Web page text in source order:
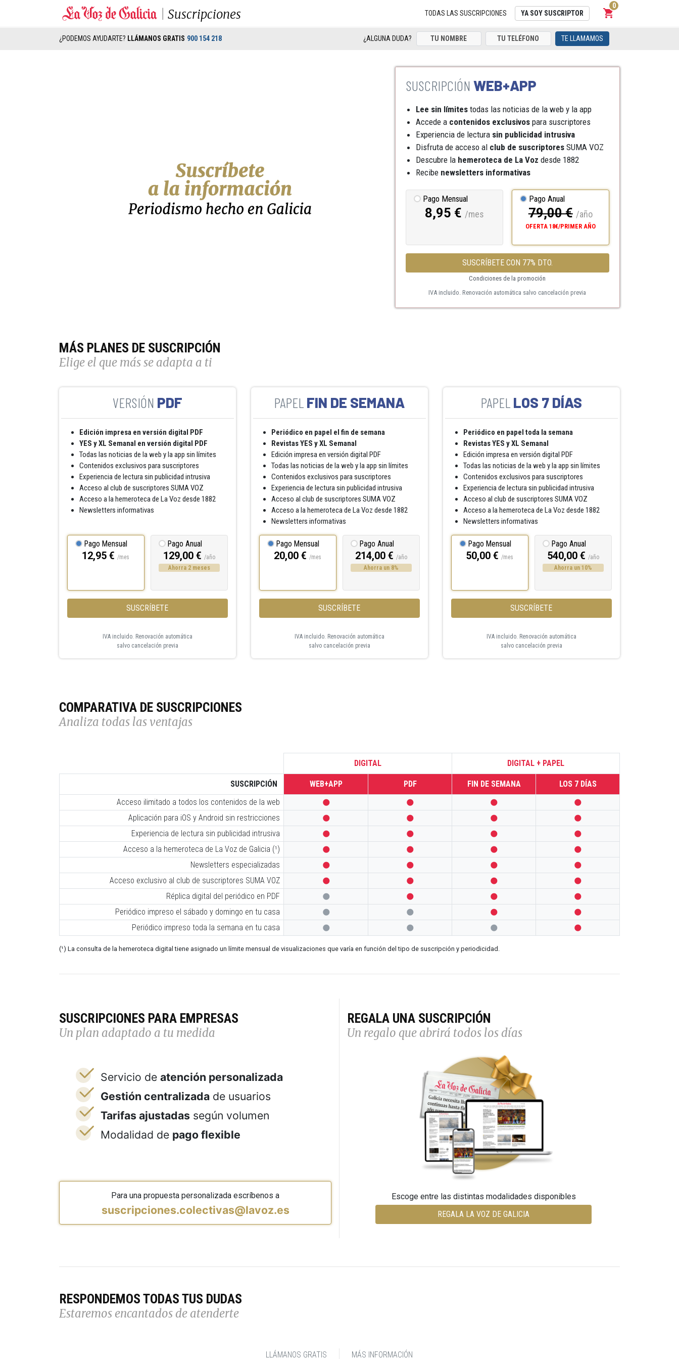
Suscripciones TODAS LAS SUSCRIPCIONES YA SOY SUSCRIPTOR shopping_cart
Carrito
0
¿PODEMOS AYUDARTE? LLÁMANOS GRATIS 900 154 218 ¿ALGUNA DUDA? TE LLAMAMOS
WEB+APP
Lee sin límitestodas las noticias de la web y la app
Accede acontenidos exclusivospara suscriptores
Experiencia de lecturasin publicidad intrusiva
Disfruta de acceso alclub de suscriptoresSUMA VOZ
Descubre lahemerotecade La Voz desde 1882
Recibe newsletters informativas
Pago Mensual
8,95 € /mes
Pago Anual
79,00 € /año
OFERTA 18€/PRIMER AÑO
SUSCRÍBETE CON 77% DTO.
Condiciones de la promoción
IVA incluido. Renovación automática salvo cancelación previa
MÁS PLANES DE SUSCRIPCIÓN
Elige el que más se adapta a ti
PDF
Edición impresa en versión digital PDF
YES y XL Semanal en versión digital PDF
Todas las noticias de la web y la app sin límites
Contenidos exclusivos para suscriptores
Experiencia de lectura sin publicidad intrusiva
Acceso al club de suscriptores SUMA VOZ
Acceso a la hemeroteca de La Voz desde 1882
Newsletters informativas
Pago Mensual
12,95 €/mes
Pago Anual
129,00 €/año
Ahorra 2 meses
SUSCRÍBETE
IVA incluido. Renovación automática
salvo cancelación previa
FIN DE SEMANA
Periódico en papel el fin de semana
Revistas YES y XL Semanal
Edición impresa en versión digital PDF
Todas las noticias de la web y la app sin límites
Contenidos exclusivos para suscriptores
Experiencia de lectura sin publicidad intrusiva
Acceso al club de suscriptores SUMA VOZ
Acceso a la hemeroteca de La Voz desde 1882
Newsletters informativas
Pago Mensual
20,00 €/mes
Pago Anual
214,00 €/año
Ahorra un 8%
SUSCRÍBETE
IVA incluido. Renovación automática
salvo cancelación previa
LOS 7 DÍAS
Periódico en papel toda la semana
Revistas YES y XL Semanal
Edición impresa en versión digital PDF
Todas las noticias de la web y la app sin límites
Contenidos exclusivos para suscriptores
Experiencia de lectura sin publicidad intrusiva
Acceso al club de suscriptores SUMA VOZ
Acceso a la hemeroteca de La Voz desde 1882
Newsletters informativas
Pago Mensual
50,00 €/mes
Pago Anual
540,00 €/año
Ahorra un 10%
SUSCRÍBETE
IVA incluido. Renovación automática
salvo cancelación previa
COMPARATIVA DE SUSCRIPCIONES
Analiza todas las ventajas
DIGITAL DIGITAL + PAPEL
SUSCRIPCIÓN WEB+APP PDF FIN DE SEMANA
LOS 7 DÍAS
Acceso ilimitado a todos los contenidos de la web
   
Aplicación para iOS y Android sin restricciones    
Experiencia de lectura sin publicidad intrusiva    
Acceso a la hemeroteca de La Voz de Galicia (¹)    
Newsletters especializadas    
Acceso exclusivo al club de suscriptores SUMA VOZ    
Réplica digital del periódico en PDF    
Periódico impreso el sábado y domingo en tu casa    
Periódico impreso toda la semana en tu casa    
(¹) La consulta de la hemeroteca digital tiene asignado un límite mensual de visualizaciones que varía en función del tipo de suscripción y periodicidad.
SUSCRIPCIONES PARA EMPRESAS
Un plan adaptado a tu medida
Servicio de atención personalizada
Gestión centralizada de usuarios
Tarifas ajustadas según volumen
Modalidad de pago flexible
Para una propuesta personalizada escríbenos a
suscripciones.colectivas@lavoz.es
REGALA UNA SUSCRIPCIÓN
Un regalo que abrirá todos los días
Escoge entre las distintas modalidades disponibles
REGALA LA VOZ DE GALICIA
RESPONDEMOS TODAS TUS DUDAS
Estaremos encantados de atenderte
LLÁMANOS GRATIS MÁS INFORMACIÓN